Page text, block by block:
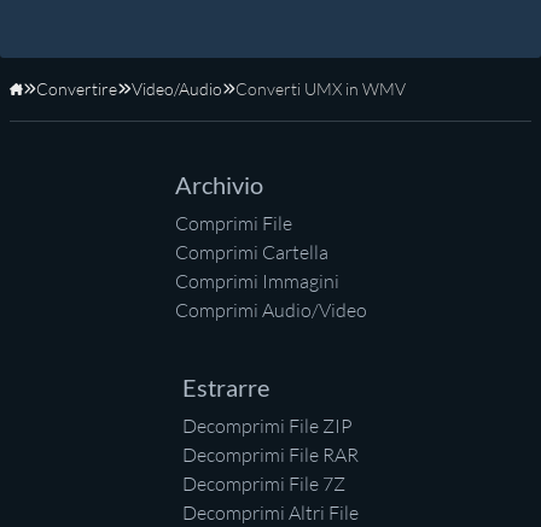
Home
Convertire Video/Audio Converti UMX in WMV
Archivio
Comprimi File
Comprimi Cartella
Comprimi Immagini
Comprimi Audio/Video
Estrarre
Decomprimi File ZIP
Decomprimi File RAR
Decomprimi File 7Z
Decomprimi Altri File